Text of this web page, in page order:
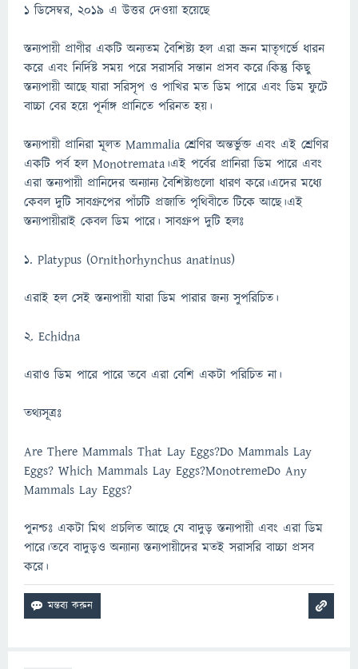
1 ডিসেম্বর, 2019 এ উত্তর দেওয়া হয়েছে
স্তন্যপায়ী প্রাণীর একটি অন্যতম বৈশিষ্ট্য হল এরা ভ্রুন মাতৃগর্ভে ধারন
করে এবং নির্দিষ্ট সময় পরে সরাসরি সন্তান প্রসব করে।কিন্তু কিছু
স্তন্যপায়ী আছে যারা সরিসৃপ ও পাখির মত ডিম পারে এবং ডিম ফুটে
বাচ্চা বের হয়ে পূর্নাঙ্গ প্রানিতে পরিনত হয়।
স্তন্যপায়ী প্রানিরা মূলত Mammalia শ্রেণির অন্তর্ভুক্ত এবং এই শ্রেণির
একটি পর্ব হল Monotremata।এই পর্বের প্রানিরা ডিম পারে এবং
এরা স্তন্যপায়ী প্রানিদের অন্যান্য বৈশিষ্ট্যগুলো ধারণ করে।এদের মধ্যে
কেবল দুটি সাবগ্রুপের পাঁচটি প্রজাতি পৃথিবীতে টিকে আছে।এই
স্তন্যপায়ীরাই কেবল ডিম পারে। সাবগ্রুপ দুটি হলঃ
1. Platypus (Ornithorhynchus anatinus)
এরাই হল সেই স্তন্যপায়ী যারা ডিম পারার জন্য সুপরিচিত।
2. Echidna
এরাও ডিম পারে পারে তবে এরা বেশি একটা পরিচিত না।
তথ্যসূত্রঃ
Are There Mammals That Lay Eggs?Do Mammals Lay
Eggs? Which Mammals Lay Eggs?MonotremeDo Any
Mammals Lay Eggs?
পুনশ্চঃ একটা মিথ প্রচলিত আছে যে বাদুড় স্তন্যপায়ী এবং এরা ডিম
পারে।তবে বাদুড়ও অন্যান্য স্তন্যপায়ীদের মতই সরাসরি বাচ্চা প্রসব
করে।